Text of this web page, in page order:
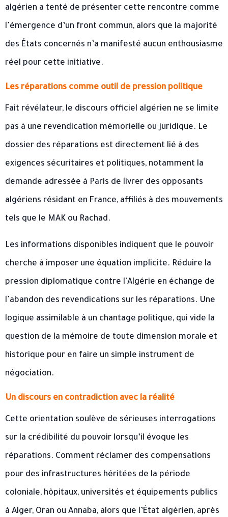
algérien a tenté de présenter cette rencontre comme
l’émergence d’un front commun, alors que la majorité
des États concernés n’a manifesté aucun enthousiasme
réel pour cette initiative.
Les réparations comme outil de pression politique
Fait révélateur, le discours officiel algérien ne se limite
pas à une revendication mémorielle ou juridique. Le
dossier des réparations est directement lié à des
exigences sécuritaires et politiques, notamment la
demande adressée à Paris de livrer des opposants
algériens résidant en France, affiliés à des mouvements
tels que le MAK ou Rachad.
Les informations disponibles indiquent que le pouvoir
cherche à imposer une équation implicite. Réduire la
pression diplomatique contre l’Algérie en échange de
l’abandon des revendications sur les réparations. Une
logique assimilable à un chantage politique, qui vide la
question de la mémoire de toute dimension morale et
historique pour en faire un simple instrument de
négociation.
Un discours en contradiction avec la réalité
Cette orientation soulève de sérieuses interrogations
sur la crédibilité du pouvoir lorsqu’il évoque les
réparations. Comment réclamer des compensations
pour des infrastructures héritées de la période
coloniale, hôpitaux, universités et équipements publics
à Alger, Oran ou Annaba, alors que l’État algérien, après